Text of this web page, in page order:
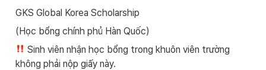
GKS Global Korea Scholarship
(Học bổng chính phủ Hàn Quốc)
Sinh viên nhận học bổng trong khuôn viên trường
không phải nộp giấy này.